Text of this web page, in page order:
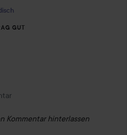
GUT
Kommentar hinterlassen